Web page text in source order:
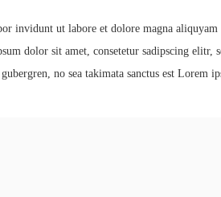
invidunt ut labore et dolore magna
dolor sit amet, consetetur sadipscing
no sea takimata sanctus est Lorem